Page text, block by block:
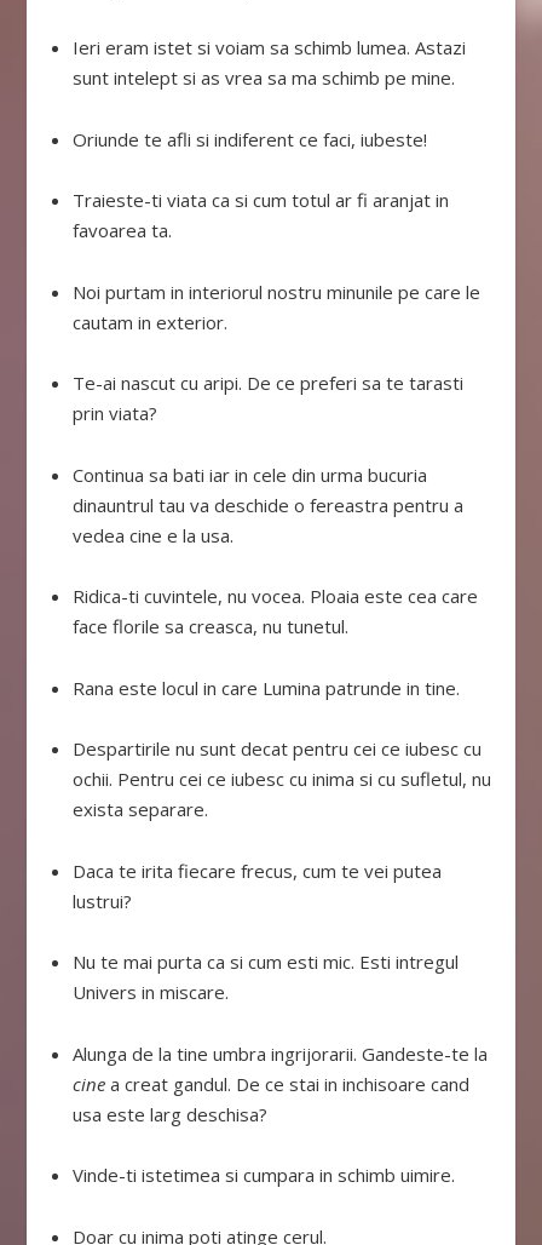
Ieri eram istet si voiam sa schimb lumea. Astazi
sunt intelept si as vrea sa ma schimb pe mine.
Oriunde te afli si indiferent ce faci, iubeste!
Traieste-ti viata ca si cum totul ar fi aranjat in
favoarea ta.
Noi purtam in interiorul nostru minunile pe care le
cautam in exterior.
Te-ai nascut cu aripi. De ce preferi sa te tarasti
prin viata?
Continua sa bati iar in cele din urma bucuria
dinauntrul tau va deschide o fereastra pentru a
vedea cine e la usa.
Ridica-ti cuvintele, nu vocea. Ploaia este cea care
face florile sa creasca, nu tunetul.
Rana este locul in care Lumina patrunde in tine.
Despartirile nu sunt decat pentru cei ce iubesc cu
ochii. Pentru cei ce iubesc cu inima si cu sufletul, nu
exista separare.
Daca te irita fiecare frecus, cum te vei putea
lustrui?
Nu te mai purta ca si cum esti mic. Esti intregul
Univers in miscare.
Alunga de la tine umbra ingrijorarii. Gandeste-te la
cinea creat gandul. De ce stai in inchisoare cand
usa este larg deschisa?
Vinde-ti istetimea si cumpara in schimb uimire.
Doar cu inima poti atinge cerul.